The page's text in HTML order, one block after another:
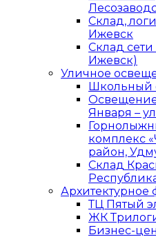
Склад,
Ижевск
Склад
Ижевск)
Уличное
Школьный
Освещение
Января –
комплекс
район,
Склад
ТЦ Пятый
ЖК
Бизнес-